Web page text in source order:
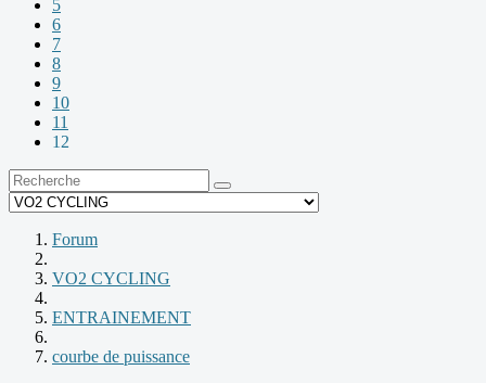
5
6
7
8
9
10
11
12
Forum
VO2 CYCLING
ENTRAINEMENT
courbe de puissance